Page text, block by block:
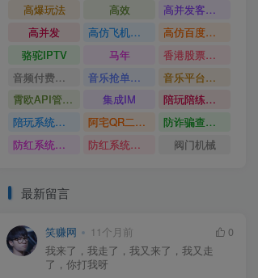
高爆玩法
高效
高并发客服系统
高并发
高仿飞机源码
高仿百度网盘UI
骆驼IPTV
马年
香港股票系统源码
音频付费订阅系统
音乐抢单系统
音乐平台源码
霄欧API管理系统
集成IM
陪玩陪练平台
陪玩系统源码
阿宅QR二维码生成
防诈骗查询系统
防红系统源码
防红系统最新版 阀门机械
最新留言
笑赚网 11个月前
0
我来了，我走了，我又来了，我又走
了，你打我呀